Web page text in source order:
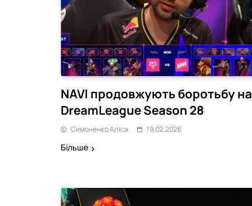
NAVI продовжують боротьбу на
DreamLeague Season 28
Симоненко Аліса 19.02.2026
Більше